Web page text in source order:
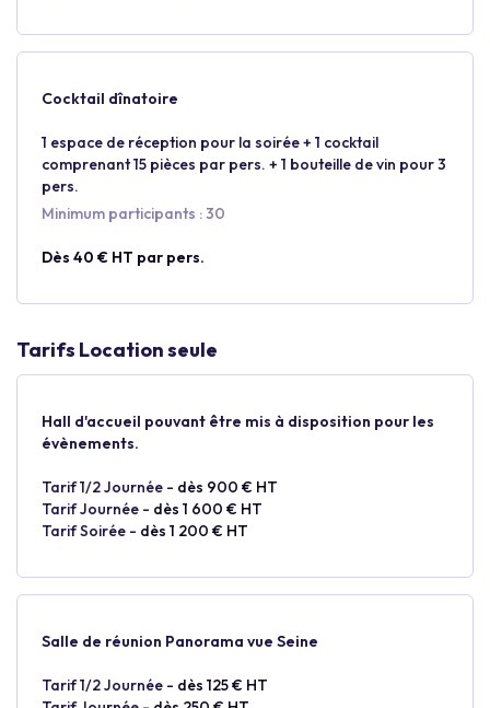
Cocktail dînatoire
1 espace de réception pour la soirée + 1 cocktail
comprenant 15 pièces par pers. + 1 bouteille de vin pour 3
pers.
Minimum participants : 30
Dès 40 € HT par pers.
Tarifs Location seule
Hall d'accueil pouvant être mis à disposition pour les
évènements.
Tarif 1/2 Journée - dès 900 € HT
Tarif Journée - dès 1 600 € HT
Tarif Soirée - dès 1 200 € HT
Salle de réunion Panorama vue Seine
Tarif 1/2 Journée - dès 125 € HT